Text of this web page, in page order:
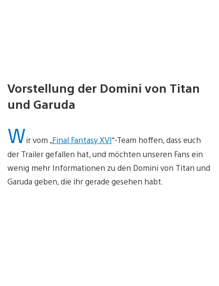
Vorstellung der Domini von Titan
und Garuda
Wir vom „Final Fantasy XVI“-Team hoffen, dass euch
der Trailer gefallen hat, und möchten unseren Fans ein
wenig mehr Informationen zu den Domini von Titan und
Garuda geben, die ihr gerade gesehen habt.